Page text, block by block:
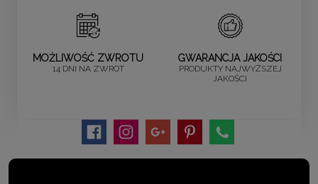
MOŻLIWOŚĆ ZWROTU
14 DNI NA ZWROT
GWARANCJA JAKOŚCI
PRODUKTY NAJWYŻSZEJ
JAKOŚCI